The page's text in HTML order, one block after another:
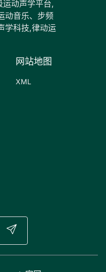
动声学平台,
动音乐、步频
学科技,律动运
网站地图
XML